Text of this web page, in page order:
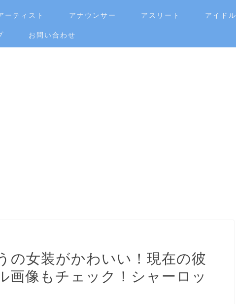
ーティスト アナウンサー アスリート アイドル
お問い合わせ
の女装がかわいい！現在の彼
画像もチェック！シャーロッ